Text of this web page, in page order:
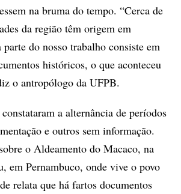
na bruma do tempo. “Cerca de
da região têm origem em
do nosso trabalho consiste em
históricos, o que aconteceu
o antropólogo da UFPB.
a alternância de períodos
e outros sem informação.
o Aldeamento do Macaco, na
em Pernambuco, onde vive o povo
relata que há fartos documentos